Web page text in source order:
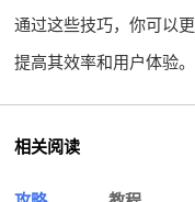
通过这些技巧，你可以
提高其效率和用户体验。
相关阅读